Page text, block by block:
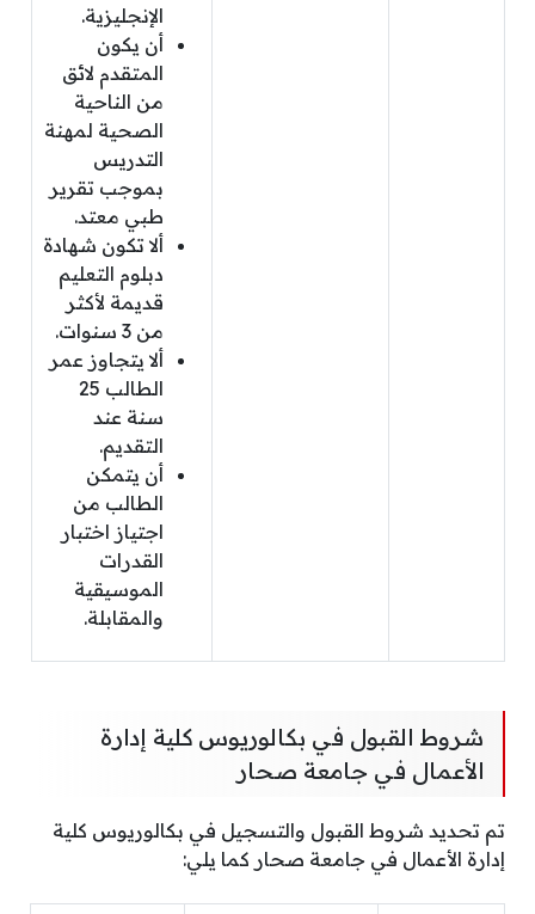
الإنجليزية.
أن يكون
المتقدم لائق
من الناحية
الصحية لمهنة
التدريس
بموجب تقرير
طبي معتد.
ألا تكون شهادة
دبلوم التعليم
قديمة لأكثر
من 3 سنوات.
ألا يتجاوز عمر
الطالب 25
سنة عند
التقديم.
أن يتمكن
الطالب من
اجتياز اختبار
القدرات
الموسيقية
والمقابلة.
شروط القبول في بكالوريوس كلية إدارة
الأعمال في جامعة صحار
تم تحديد شروط القبول والتسجيل في بكالوريوس كلية
إدارة الأعمال في جامعة صحار كما يلي: